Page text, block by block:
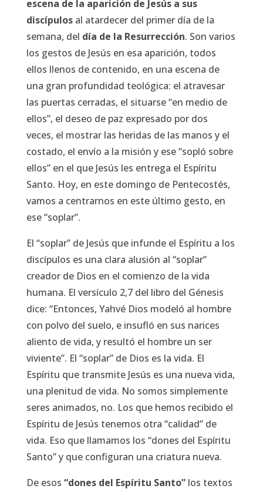
escena de la aparición de Jesús a sus
discípulosal atardecer del primer día de la
semana, del día de la Resurrección. Son varios
los gestos de Jesús en esa aparición, todos
ellos llenos de contenido, en una escena de
una gran profundidad teológica: el atravesar
las puertas cerradas, el situarse “en medio de
ellos”, el deseo de paz expresado por dos
veces, el mostrar las heridas de las manos y el
costado, el envío a la misión y ese “sopló sobre
ellos” en el que Jesús les entrega el Espíritu
Santo. Hoy, en este domingo de Pentecostés,
vamos a centrarnos en este último gesto, en
ese “soplar”.
El “soplar” de Jesús que infunde el Espíritu a los
discípulos es una clara alusión al “soplar”
creador de Dios en el comienzo de la vida
humana. El versículo 2,7 del libro del Génesis
dice: “Entonces, Yahvé Dios modeló al hombre
con polvo del suelo, e insufló en sus narices
aliento de vida, y resultó el hombre un ser
viviente”. El “soplar” de Dios es la vida. El
Espíritu que transmite Jesús es una nueva vida,
una plenitud de vida. No somos simplemente
seres animados, no. Los que hemos recibido el
Espíritu de Jesús tenemos otra “calidad” de
vida. Eso que llamamos los “dones del Espíritu
Santo” y que configuran una criatura nueva.
De esos “dones del Espíritu Santo”los textos